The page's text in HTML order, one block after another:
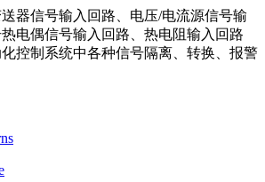
器信号输入回路、电压/电流源信号输
电偶信号输入回路、热电阻输入回路
控制系统中各种信号隔离、转换、报警